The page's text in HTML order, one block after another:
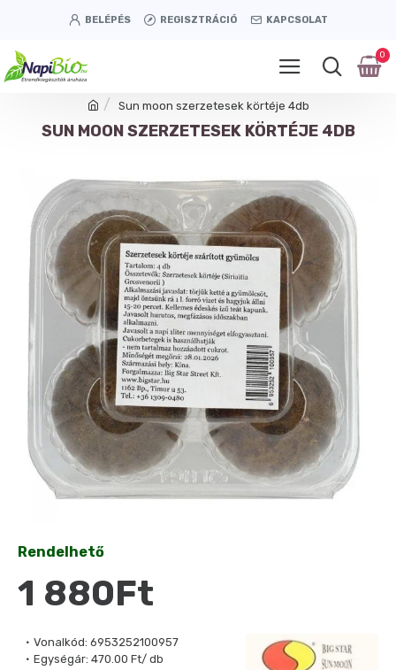
BELÉPÉS REGISZTRÁCIÓ KAPCSOLAT
0
Sun moon szerzetesek körtéje 4db
SUN MOON SZERZETESEK KÖRTÉJE 4DB
Vonalkód: 6953252100957
Egységár: 470.00 Ft/ db
Rendelhető
1 880Ft